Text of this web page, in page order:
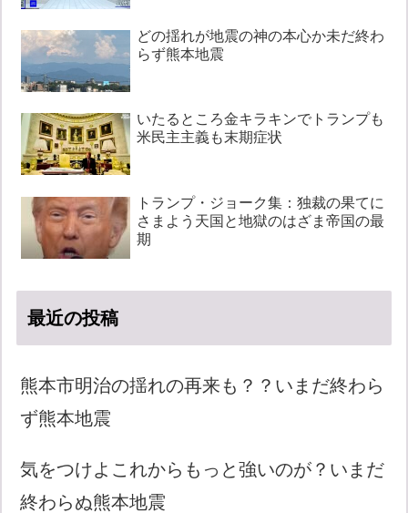
どの揺れが地震の神の本心か未だ終わ
らず熊本地震
いたるところ金キラキンでトランプも
米民主主義も末期症状
トランプ・ジョーク集：独裁の果てに
さまよう天国と地獄のはざま帝国の最
期
最近の投稿
熊本市明治の揺れの再来も？？いまだ終わら
ず熊本地震
気をつけよこれからもっと強いのが？いまだ
終わらぬ熊本地震